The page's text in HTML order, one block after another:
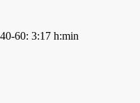
60: 3:17 h:min